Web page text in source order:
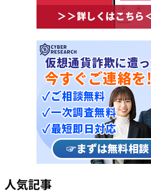
人気記事